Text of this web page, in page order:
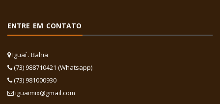
ENTRE EM CONTATO
Iguaí . Bahia
(73) 988710421 (Whatsapp)
(73) 981000930
iguaimix@gmail.com